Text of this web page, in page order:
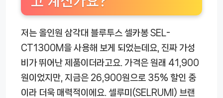
저는 올인원 삼각대 블루투스 셀카봉 SEL-
CT1300M을 사용해 보게 되었는데요, 진짜 가성
비가 뛰어난 제품이더라고요. 가격은 원래 41,900
원이었지만, 지금은 26,900원으로 35% 할인 중
이라 더욱 매력적이에요. 셀루미(SELRUMI) 브랜